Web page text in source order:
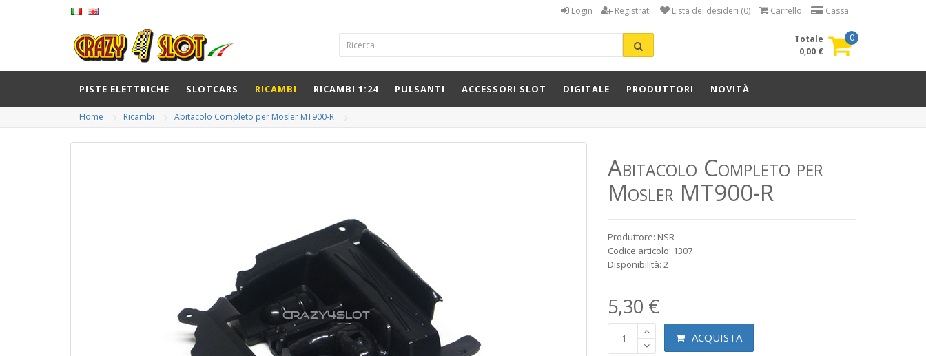
Login Registrati Lista dei desideri (0) Carrello Cassa
0
Totale
0,00 €
PISTE ELETTRICHE SLOTCARS RICAMBI RICAMBI 1:24 PULSANTI ACCESSORI SLOT DIGITALE PRODUTTORI NOVITÀ
Home Ricambi Abitacolo Completo per Mosler MT900-R
Abitacolo Completo per
Mosler MT900-R
Produttore: NSR
Codice articolo: 1307
Disponibilità: 2
5,30 €
ACQUISTA